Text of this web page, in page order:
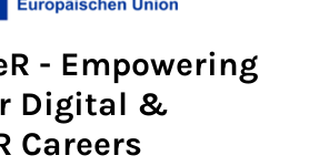
- Empowering
Digital &
Careers